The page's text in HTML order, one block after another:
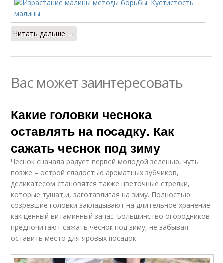
Читать дальше →
Вас может заинтересовать
Какие головки чеснока
оставлять на посадку. Как
сажать чеснок под зиму
Чеснок сначала радует первой молодой зеленью, чуть
позже – острой сладостью ароматных зубчиков,
деликатесом становятся также цветочные стрелки,
которые тушат,и, заготавливая на зиму. Полностью
созревшие головки закладывают на длительное хранение
как ценный витаминный запас. Большинство огородников
предпочитают сажать чеснок под зиму, не забывая
оставить место для яровых посадок.